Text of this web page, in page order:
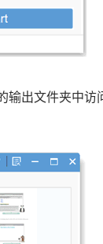
输出文件夹中访